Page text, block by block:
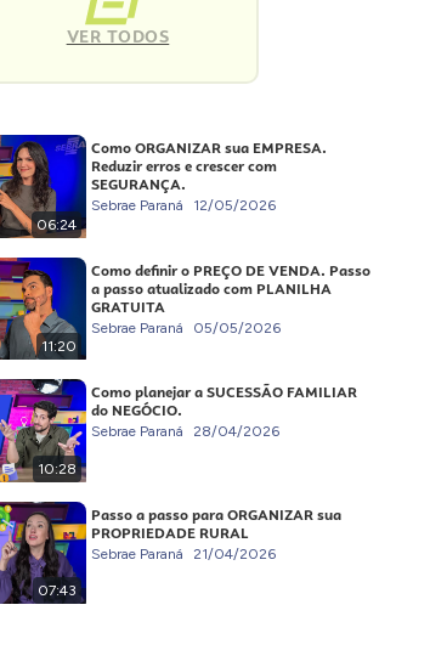
VER TODOS
06:24
Como ORGANIZAR sua EMPRESA.
Reduzir erros e crescer com
SEGURANÇA.
Sebrae Paraná 12/05/2026
11:20
Como definir o PREÇO DE VENDA. Passo
a passo atualizado com PLANILHA
GRATUITA
Sebrae Paraná 05/05/2026
10:28
Como planejar a SUCESSÃO FAMILIAR
do NEGÓCIO.
Sebrae Paraná 28/04/2026
07:43
Passo a passo para ORGANIZAR sua
PROPRIEDADE RURAL
Sebrae Paraná 21/04/2026